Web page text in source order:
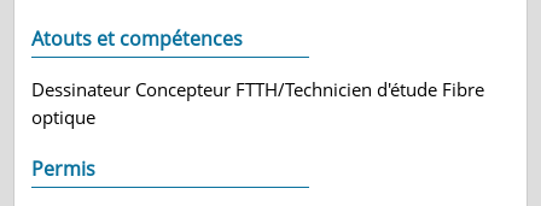
Atouts et compétences
Dessinateur Concepteur FTTH/Technicien d'étude Fibre
optique
Permis